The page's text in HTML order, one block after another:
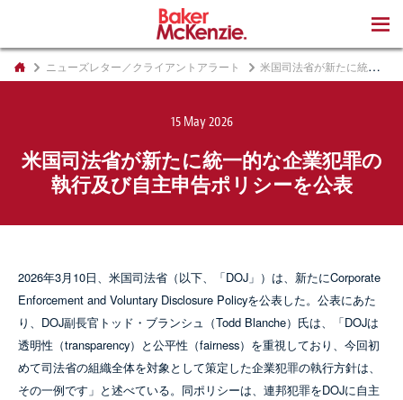
ニューズレター／クライアントアラート 米国司法省が新たに統一的な企業犯罪の執行及び自主申告ポリシーを公表
15 May 2026
米国司法省が新たに統一的な企業犯罪の
執行及び自主申告ポリシーを公表
2026年3月10日、米国司法省（以下、「DOJ」）は、新たにCorporate
Enforcement and Voluntary Disclosure Policyを公表した。公表にあた
り、DOJ副長官トッド・ブランシュ（Todd Blanche）氏は、「DOJは
透明性（transparency）と公平性（fairness）を重視しており、今回初
めて司法省の組織全体を対象として策定した企業犯罪の執行方針は、
その一例です」と述べている。同ポリシーは、連邦犯罪をDOJに自主